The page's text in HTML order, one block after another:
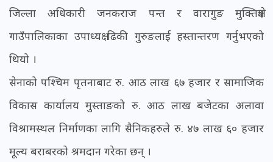
जिल्ला अधिकारी जनकराज पन्त र वारागुङ मुक्तिक्षेत्र
गाउँपालिकाका उपाध्यक्ष ढिकी गुरुङलाई हस्तान्तरण गर्नुभएको
थियो ।
सेनाको पश्चिम पृतनाबाट रु. आठ लाख ६७ हजार र सामाजिक
विकास कार्यालय मुस्ताङको रु. आठ लाख बजेटका अलावा
विश्रामस्थल निर्माणका लागि सैनिकहरुले रु. ४७ लाख ६० हजार
मूल्य बराबरको श्रमदान गरेका छन् ।